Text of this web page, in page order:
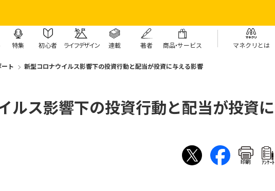
特集 初心者 ライフデザイン 連載 著者 商品・サービス マネクリとは
ト 新型コロナウイルス影響下の投資行動と配当が投資に与える影響
ルス影響下の投資行動と配当が投資に
印刷 ｱﾝｹｰﾄ